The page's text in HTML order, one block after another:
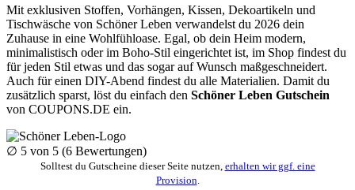
Mit exklusiven Stoffen, Vorhängen, Kissen, Dekoartikeln und
Tischwäsche von Schöner Leben verwandelst du 2026 dein
Zuhause in eine Wohlfühloase. Egal, ob dein Heim modern,
minimalistisch oder im Boho-Stil eingerichtet ist, im Shop findest du
für jeden Stil etwas und das sogar auf Wunsch maßgeschneidert.
Auch für einen DIY-Abend findest du alle Materialien. Damit du
zusätzlich sparst, löst du einfach den Schöner Leben Gutschein
von COUPONS.DE ein.
∅ 5 von 5 (6 Bewertungen)
Solltest du Gutscheine dieser Seite nutzen, erhalten wir ggf. eine
Provision